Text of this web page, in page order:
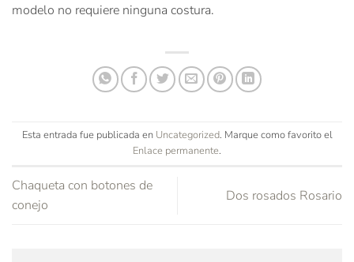
modelo no requiere ninguna costura.
Esta entrada fue publicada en Uncategorized. Marque como favorito el
Enlace permanente.
Chaqueta con botones de
conejo
Dos rosados Rosario